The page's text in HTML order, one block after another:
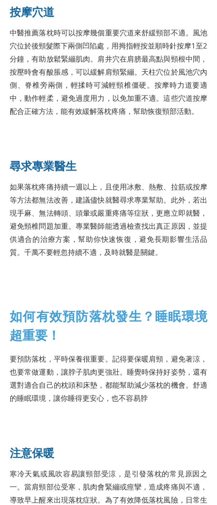
按摩穴道
中醫推薦落枕時可以按摩幾個重要穴道來舒緩頸部不適。風池
穴位於後頸髮際下兩側凹陷處，用拇指輕按並順時針按摩1至2
分鐘，有助放鬆緊繃肌肉。肩井穴在肩膀最高點與頸根中間，
按壓時會有酸脹感，可以緩解肩頸緊繃。天柱穴位於風池穴內
側、脊椎旁兩側，輕揉時可減輕頸椎僵硬。按摩時力道要適
中，動作輕柔，避免過度用力，以免加重不適。這些穴道按摩
配合正確方法，能有效緩解落枕疼痛，幫助恢復頸部活動。
尋求專業醫生
如果落枕疼痛持續一週以上，且使用冰敷、熱敷、拉筋或按摩
等方法都無法改善，建議儘快就醫尋求專業幫助。此外，若出
現手麻、無法轉頭、頭暈或嚴重疼痛等症狀，更應立即就醫，
避免頸椎問題加重。專業醫師能透過檢查找出真正原因，並提
供適合的治療方案，幫助你快速恢復，避免長期影響生活品
質。千萬不要輕忽持續不適，及時就醫是關鍵。
如何有效預防落枕發生？睡眠環境
超重要！
要預防落枕，平時保養很重要。記得要保暖肩頸，避免著涼，
也要常做運動，讓脖子肌肉更強壯。睡覺時保持好姿勢，還有
選對適合自己的枕頭和床墊，都能幫助減少落枕的機會。舒適
的睡眠環境，讓你睡得更安心，也不容易脖
注意保暖
寒冷天氣或風吹容易讓頸部受涼，是引發落枕的常見原因之
一。當肩頸部位受寒，肌肉會緊繃或痙攣，造成疼痛與不適，
導致早上醒來出現落枕症狀。為了有效降低落枕風險，日常生